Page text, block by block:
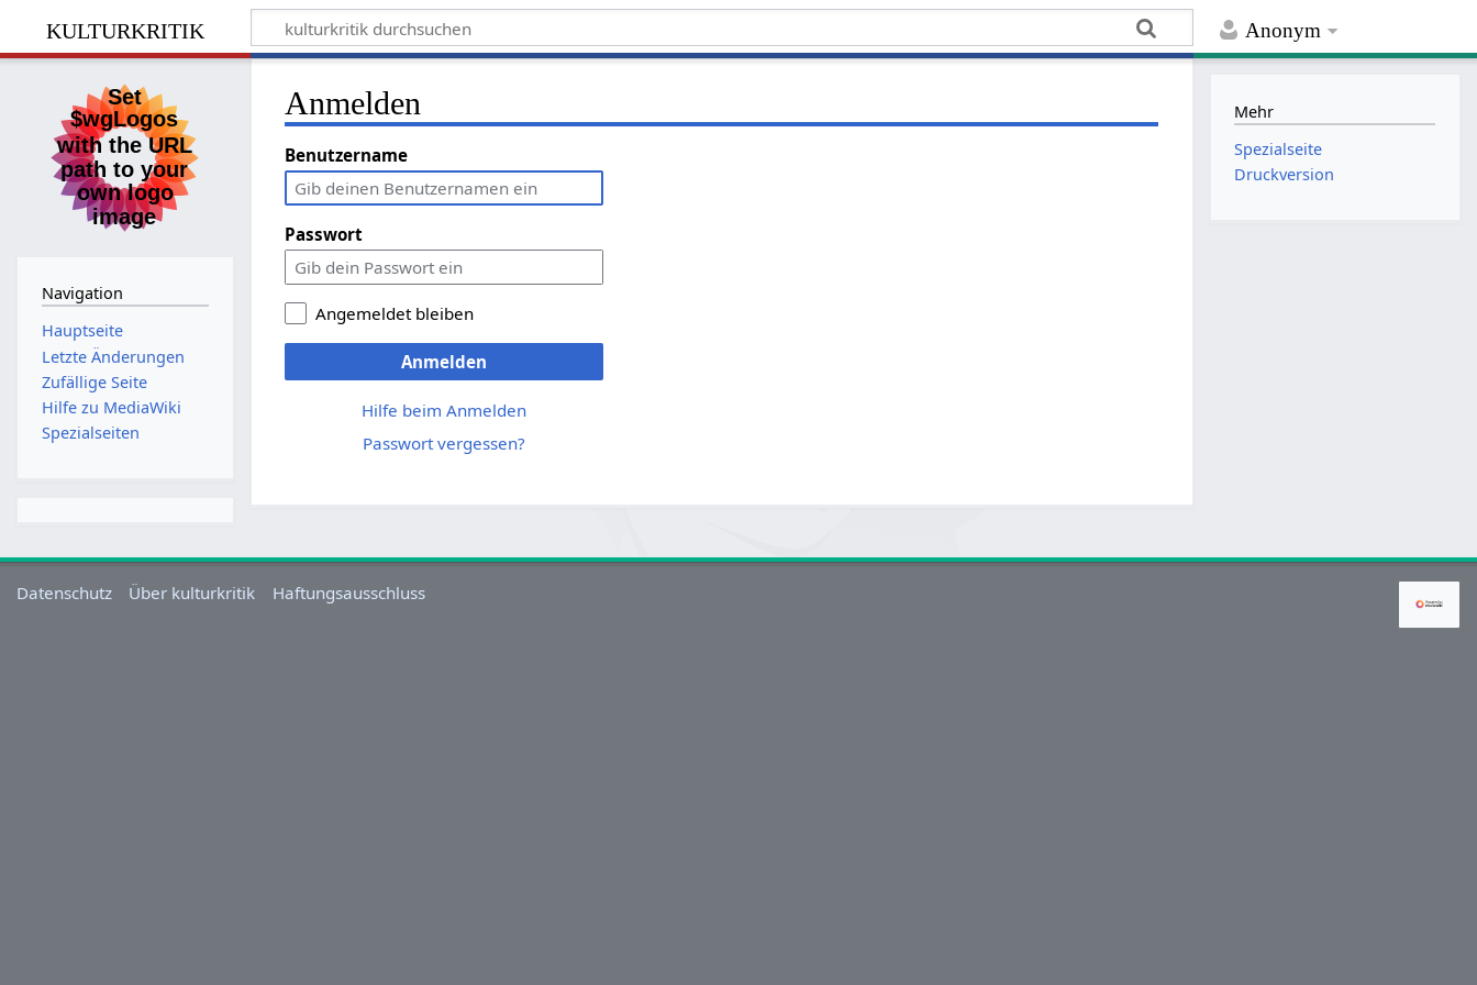
Anonym
kulturkritik
Anmelden
Benutzername
Passwort
Angemeldet bleiben
Anmelden
Hilfe beim Anmelden
Passwort vergessen?
Navigation
Hauptseite
Letzte Änderungen
Zufällige Seite
Hilfe zu MediaWiki
Spezialseiten
Mehr
Spezialseite
Druckversion
Datenschutz Über kulturkritik Haftungsausschluss